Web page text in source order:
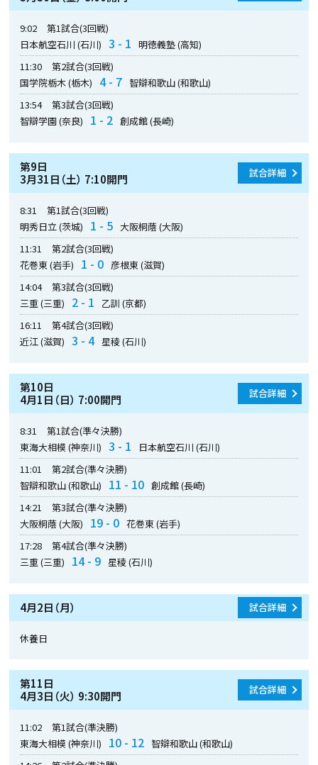
9:02
第1試合(3回戦)
日本航空石川 (石川)
3 - 1
明徳義塾 (高知)
11:30
第2試合(3回戦)
国学院栃木 (栃木)
4 - 7 智辯和歌山 (和歌山)
13:54
第3試合(3回戦)
智辯学園 (奈良)
1 - 2 創成館 (長崎)
第9日
3月31日（土） 7:10開門
試合詳細
8:31
第1試合(3回戦)
明秀日立 (茨城)
1 - 5 大阪桐蔭 (大阪)
11:31
第2試合(3回戦)
花巻東 (岩手)
1 - 0 彦根東 (滋賀)
14:04
第3試合(3回戦)
三重 (三重)
2 - 1
乙訓 (京都)
16:11
第4試合(3回戦)
近江 (滋賀)
3 - 4 星稜 (石川)
第10日
4月1日（日） 7:00開門
試合詳細
8:31
第1試合(準々決勝)
東海大相模 (神奈川)
3 - 1
日本航空石川 (石川)
11:01
第2試合(準々決勝)
智辯和歌山 (和歌山)
11 - 10 創成館 (長崎)
14:21
第3試合(準々決勝)
大阪桐蔭 (大阪)
19 - 0 花巻東 (岩手)
17:28
第4試合(準々決勝)
三重 (三重)
14 - 9 星稜 (石川)
4月2日（月） 試合詳細
休養日
第11日
4月3日（火） 9:30開門
試合詳細
11:02
第1試合(準決勝)
東海大相模 (神奈川)
10 - 12 智辯和歌山 (和歌山)